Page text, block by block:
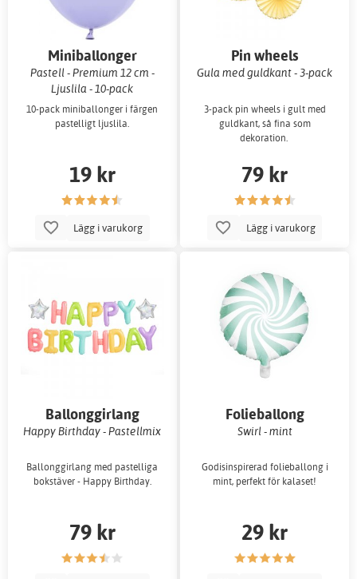
Miniballonger
Pastell - Premium 12 cm -
Ljuslila - 10-pack
10-pack miniballonger i färgen
pastelligt ljuslila.
19 kr
Lägg i varukorg
Pin wheels
Gula med guldkant - 3-pack
3-pack pin wheels i gult med
guldkant, så fina som
dekoration.
79 kr
Lägg i varukorg
Ballonggirlang
Happy Birthday - Pastellmix
Ballonggirlang med pastelliga
bokstäver - Happy Birthday.
79 kr
Folieballong
Swirl - mint
Godisinspirerad folieballong i
mint, perfekt för kalaset!
29 kr